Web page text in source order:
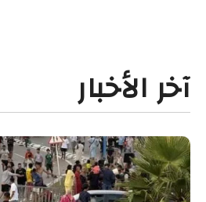
آخر الأخبار